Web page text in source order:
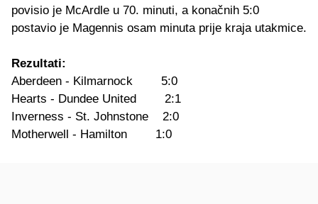
povisio je McArdle u 70. minuti, a konačnih 5:0
postavio je Magennis osam minuta prije kraja utakmice.
Rezultati:
Aberdeen - Kilmarnock 5:0
Hearts - Dundee United 2:1
Inverness - St. Johnstone 2:0
Motherwell - Hamilton 1:0